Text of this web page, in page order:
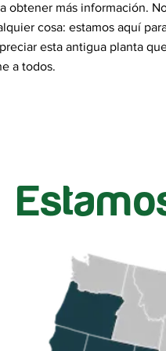
obtener más información.
cosa: estamos aquí
esta antigua planta
a todos.